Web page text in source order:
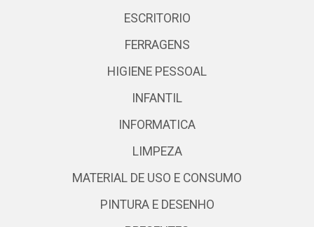
ESCRITORIO
FERRAGENS
HIGIENE PESSOAL
INFANTIL
INFORMATICA
LIMPEZA
MATERIAL DE USO E CONSUMO
PINTURA E DESENHO